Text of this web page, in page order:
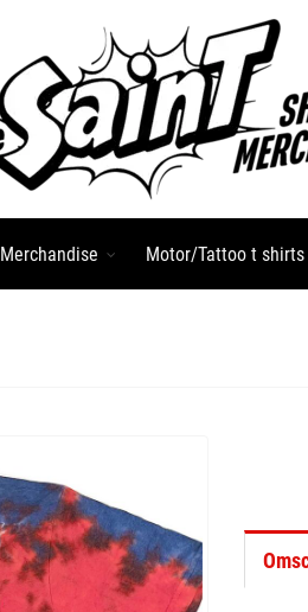
Merchandise Motor/Tattoo t shirts